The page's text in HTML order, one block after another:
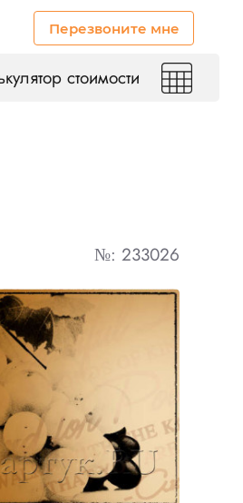
Перезвоните мне
стоимости
№: 233026